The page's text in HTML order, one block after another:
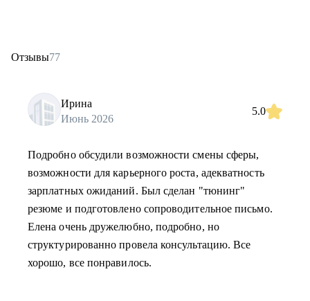
Отзывы77
Ирина
Июнь 2026
5.0
Подробно обсудили возможности смены сферы,
возможности для карьерного роста, адекватность
зарплатных ожиданий. Был сделан "тюнинг"
резюме и подготовлено сопроводительное письмо.
Елена очень дружелюбно, подробно, но
структурированно провела консультацию. Все
хорошо, все понравилось.